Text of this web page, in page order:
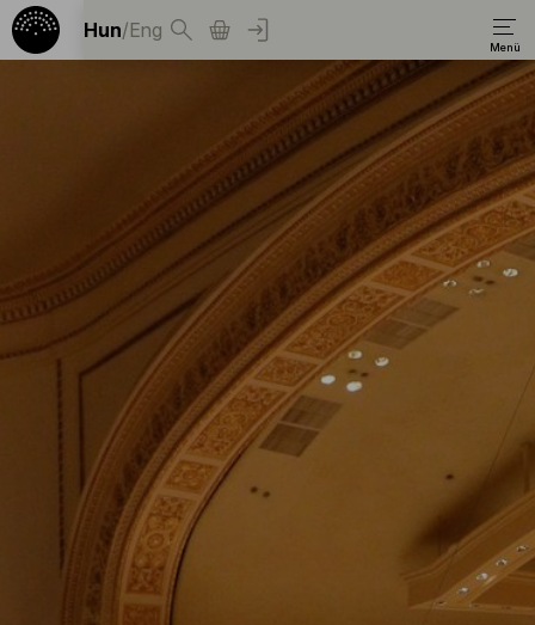
Hun/Eng